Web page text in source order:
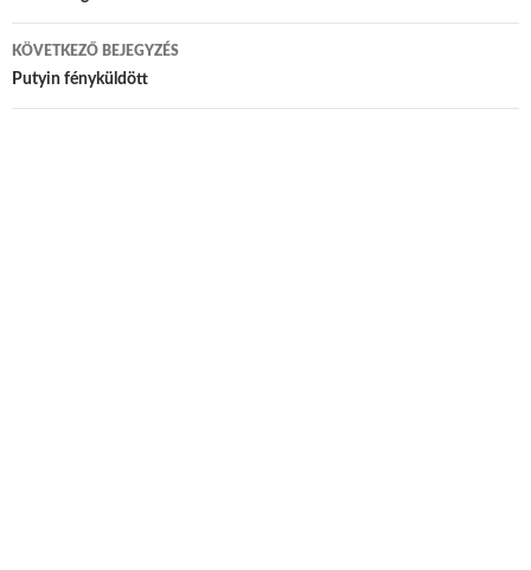
KÖVETKEZŐ BEJEGYZÉS
Putyin fényküldött